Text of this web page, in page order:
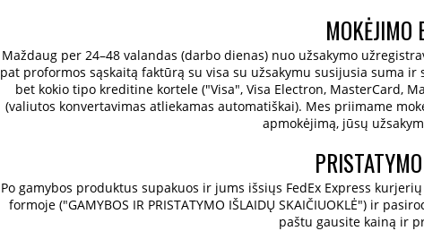
MOKĖJIMO
Maždaug per 24–48 valandas (darbo dienas) nuo užsakymo
pat proformos sąskaitą faktūrą su visa su užsakymu susijusia suma
bet kokio tipo kreditine kortele ("Visa", Visa Electron, MasterCard,
(valiutos konvertavimas atliekamas automatiškai). Mes priimame
apmokėjimą, jūsų
Po gamybos produktus supakuos ir jums išsiųs FedEx Express
formoje ("GAMYBOS IR PRISTATYMO IŠLAIDŲ SKAIČIUOKLĖ") ir
paštu gausite kainą ir